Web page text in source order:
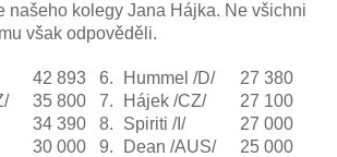
našeho kolegy Jana Hájka. Ne všichni
však odpověděli.
42 893 6. Hummel /D/
27 380
35 800 7. Hájek /CZ/
27 100
34 390 8. Spiriti /I/
27 000
30 000 9. Dean /AUS/
25 000